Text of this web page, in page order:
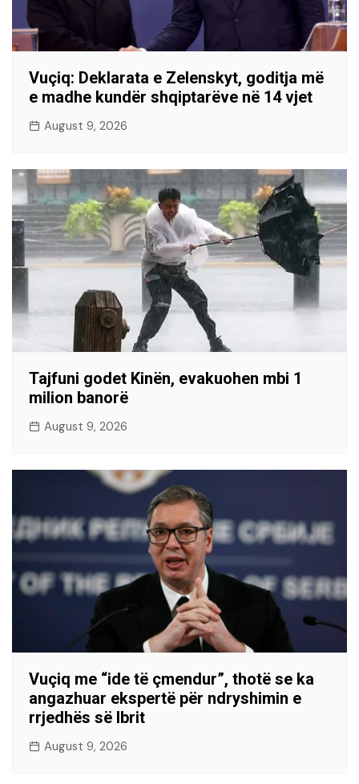
Vuçiq: Deklarata e Zelenskyt, goditja më
e madhe kundër shqiptarëve në 14 vjet
August 9, 2026
Tajfuni godet Kinën, evakuohen mbi 1
milion banorë
August 9, 2026
Vuçiq me “ide të çmendur”, thotë se ka
angazhuar ekspertë për ndryshimin e
rrjedhës së Ibrit
August 9, 2026